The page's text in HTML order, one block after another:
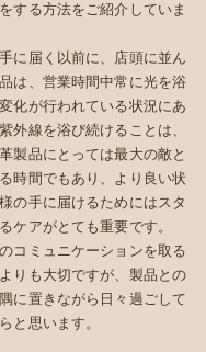
する方法をご紹介していま
に届く以前に、店頭に並ん
は、営業時間中常に光を浴
化が行われている状況にあ
外線を浴び続けることは、
製品にとっては最大の敵と
時間でもあり、より良い状
の手に届けるためにはスタ
ケアがとても重要です。
コミュニケーションを取る
りも大切ですが、製品との
に置きながら日々過ごして
と思います。